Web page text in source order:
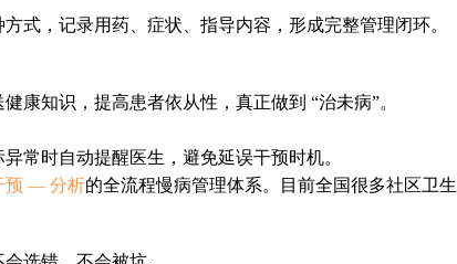
式，记录用药、症状、指导内容，形成完整管理闭环。
康知识，提高患者依从性，真正做到 “治未病”。
常时自动提醒医生，避免延误干预时机。
— 分析的全流程慢病管理体系。目前全国很多社区卫